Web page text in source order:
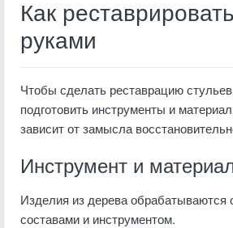
Как
руками
Чтобы сделать реставрацию
подготовить инструменты и
зависит от замысла
Инструмент и
Изделия из дерева
составами и инструментом.